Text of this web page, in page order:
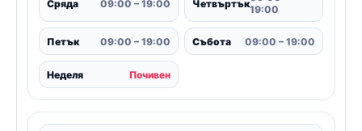
Сряда 09:00 – 19:00 Четвъртък19:00
Петък 09:00 – 19:00 Събота 09:00 – 19:00
Неделя Почивен